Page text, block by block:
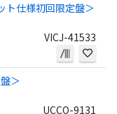
ト仕様初回限定盤＞
VICJ-41533
＞
UCCO-9131